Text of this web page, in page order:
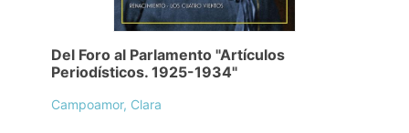
Del Foro al Parlamento "Artículos
Periodísticos. 1925-1934"
Campoamor, Clara